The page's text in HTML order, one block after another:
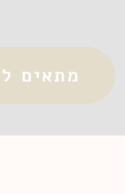
מתאים